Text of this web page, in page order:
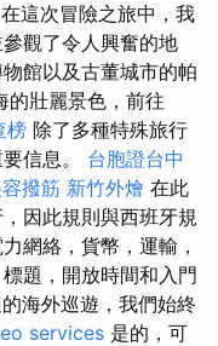
在這次冒險之旅中，我
觀了令人興奮的地
館以及古董城市的帕
的壯麗景色，前往
榜 除了多種特殊旅行
信息。 台胞證台中
撥筋 新竹外燴 在此
因此規則與西班牙規
網絡，貨幣，運輸，
題，開放時間和入門
海外巡遊，我們始終
services 是的，可